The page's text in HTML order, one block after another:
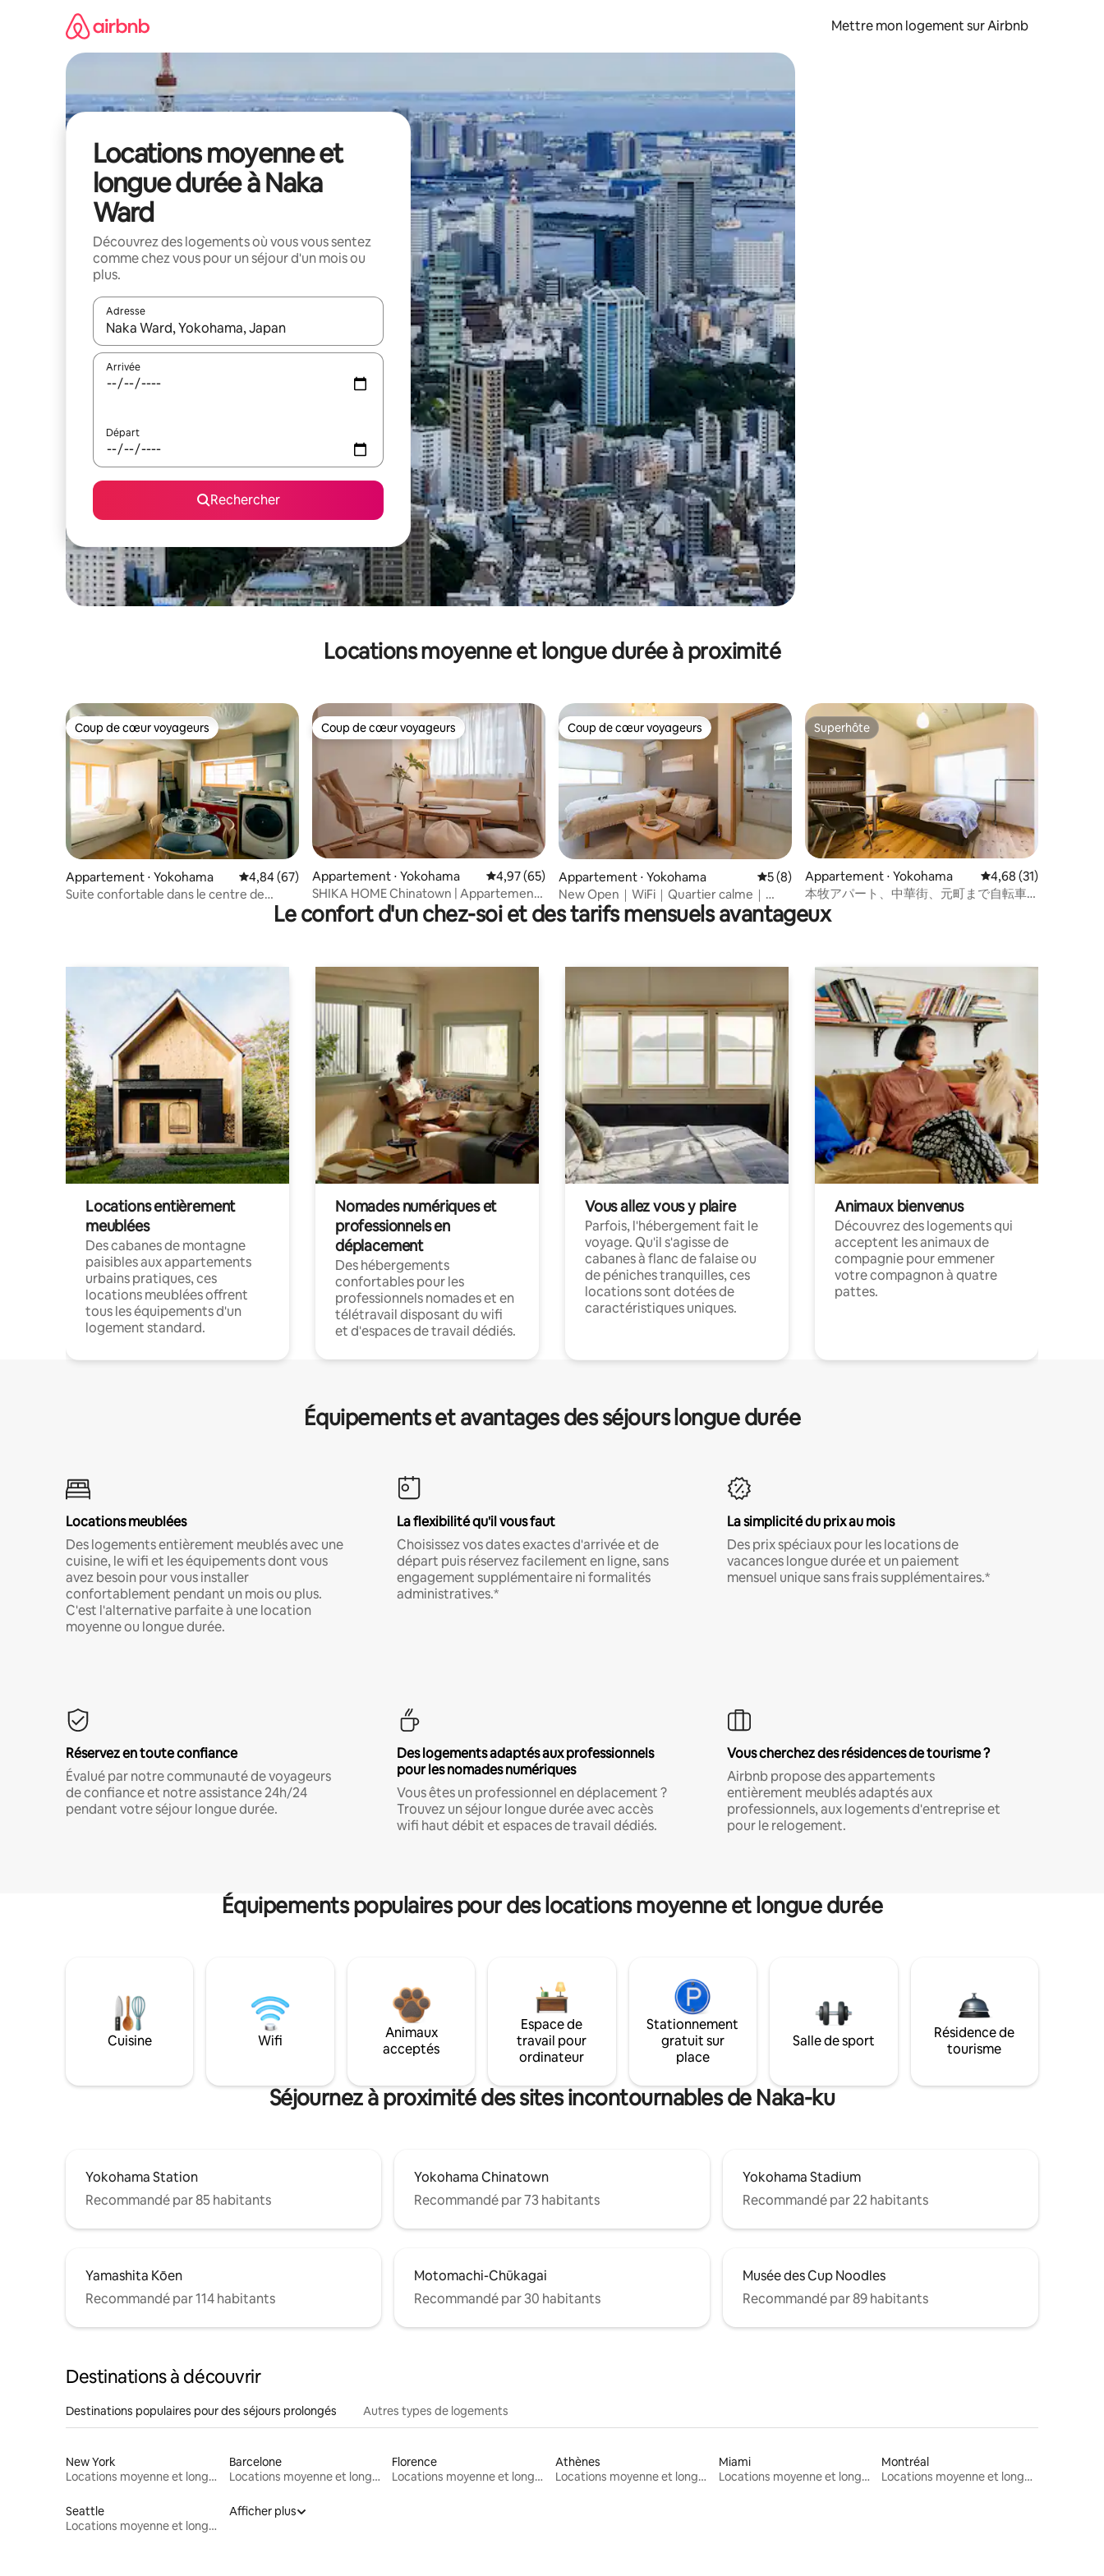
Mettre mon logement sur Airbnb
Locations moyenne et
longue durée à Naka
Ward
Découvrez des logements où vous vous sentez
comme chez vous pour un séjour d'un mois ou
plus.
Adresse
Lorsque les résultats s'affichent, utilisez les flèches vers le haut et vers le bas pour les parcourir ou en appuyant et en faisant glisser.
Arrivée
Départ
Rechercher
Locations moyenne et longue durée à proximité
Coup de cœur voyageurs
Coup de cœur voyageurs
Appartement ⋅ Yokohama Évaluation moyenne sur la base de 67 commentaires : 4,84 sur 5
4,84 (67)
Suite confortable dans le centre de
Coup de cœur voyageurs
Coup de cœur voyageurs
Appartement ⋅ Yokohama Évaluation moyenne sur la base de 65 commentaires : 4,97 sur 5
4,97 (65)
SHIKA HOME Chinatown | Appartement
avec home cinéma | Lit king size de 2 m |
À 4 minutes de la gare, à 30 minutes de
Coup de cœur voyageurs
Coup de cœur voyageurs
Appartement ⋅ Yokohama Évaluation moyenne sur la base de 8 commentaires : 5 sur 5
5 (8)
New Open｜WiFi｜Quartier calme｜
Chinatown｜Motomachi
Superhôte
Superhôte
Appartement ⋅ Yokohama Évaluation moyenne
4,68 (31)
本牧アパート、中華街、元町まで自転車
で！Camp de base de votre voyage au
Japon !
Le confort d'un chez-soi et des tarifs mensuels avantageux
Locations entièrement
meublées
Des cabanes de montagne
paisibles aux appartements
urbains pratiques, ces
locations meublées offrent
tous les équipements d'un
logement standard.
Nomades numériques et
professionnels en
déplacement
Des hébergements
confortables pour les
professionnels nomades et en
télétravail disposant du wifi
et d'espaces de travail dédiés.
Vous allez vous y plaire
Parfois, l'hébergement fait le
voyage. Qu'il s'agisse de
cabanes à flanc de falaise ou
de péniches tranquilles, ces
locations sont dotées de
caractéristiques uniques.
Animaux bienvenus
Découvrez des logements qui
acceptent les animaux de
compagnie pour emmener
votre compagnon à quatre
pattes.
Équipements et avantages des séjours longue durée
Locations meublées
Des logements entièrement meublés avec une
cuisine, le wifi et les équipements dont vous
avez besoin pour vous installer
confortablement pendant un mois ou plus.
C'est l'alternative parfaite à une location
moyenne ou longue durée.
La flexibilité qu'il vous faut
Choisissez vos dates exactes d'arrivée et de
départ puis réservez facilement en ligne, sans
engagement supplémentaire ni formalités
administratives.*
La simplicité du prix au mois
Des prix spéciaux pour les locations de
vacances longue durée et un paiement
mensuel unique sans frais supplémentaires.*
Réservez en toute confiance
Évalué par notre communauté de voyageurs
de confiance et notre assistance 24h/24
pendant votre séjour longue durée.
Des logements adaptés aux professionnels
pour les nomades numériques
Vous êtes un professionnel en déplacement ?
Trouvez un séjour longue durée avec accès
wifi haut débit et espaces de travail dédiés.
Vous cherchez des résidences de tourisme ?
Airbnb propose des appartements
entièrement meublés adaptés aux
professionnels, aux logements d'entreprise et
pour le relogement.
Équipements populaires pour des locations moyenne et longue durée
Cuisine Wifi
Animaux
acceptés
Espace de
travail pour
ordinateur
Stationnement
gratuit sur
place
Salle de sport
Résidence de
tourisme
Séjournez à proximité des sites incontournables de Naka-ku
Yokohama Station
Recommandé par 85 habitants
Yokohama Chinatown
Recommandé par 73 habitants
Yokohama Stadium
Recommandé par 22 habitants
Yamashita Kōen
Recommandé par 114 habitants
Motomachi-Chūkagai
Recommandé par 30 habitants
Musée des Cup Noodles
Recommandé par 89 habitants
Destinations à découvrir
Destinations populaires pour des séjours prolongés Autres types de logements
New York
Locations moyenne et longue durée
Barcelone
Locations moyenne et longue durée
Florence
Locations moyenne et longue durée
Athènes
Locations moyenne et longue durée
Miami
Locations moyenne et longue durée
Montréal
Locations moyenne et longue durée
Seattle
Locations moyenne et longue durée
Afficher plus